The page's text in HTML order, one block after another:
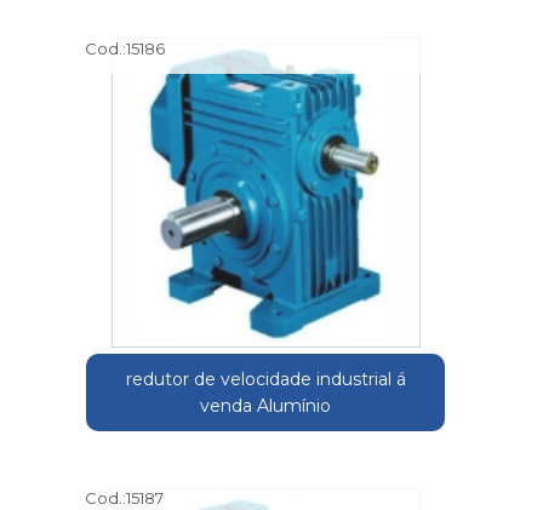
Cod.:15186
redutor de velocidade industrial á
venda Alumínio
Cod.:15187